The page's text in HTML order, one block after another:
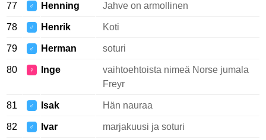
77 ♂ Henning Jahve on armollinen
78 ♂ Henrik Koti
79 ♂ Herman soturi
80 ♀ Inge
vaihtoehtoista nimeä Norse jumala
Freyr
81 ♂ Isak Hän nauraa
82 ♂ Ivar marjakuusi ja soturi